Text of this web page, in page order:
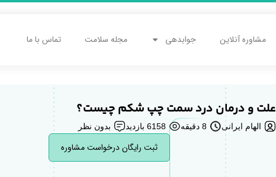
مشاوره آنلاین جوابدهی مجله سلامت تماس با ما
علت و درمان درد سمت چپ شکم چیست؟
الهام ایرانی 8 دقیقه 6158 بازدید بدون نظر
ثبت رایگان درخواست مشاوره